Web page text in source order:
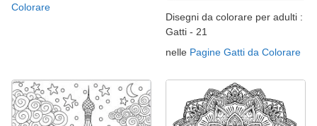
Colorare
Disegni da colorare per adulti :
Gatti - 21
nelle Pagine Gatti da Colorare